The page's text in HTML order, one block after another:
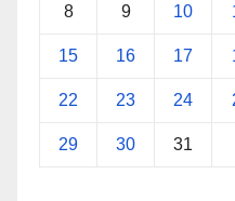
8 9 10
15 16 17
22 23 24
29 30 31